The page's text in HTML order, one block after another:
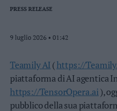
Business
Trento
Rovereto
Pergine
PRESS RELEASE
9 luglio 2026 • 01:42
Teamily AI (https://
piattaforma di AI agentica
https://TensorOpera.ai),
pubblico della sua